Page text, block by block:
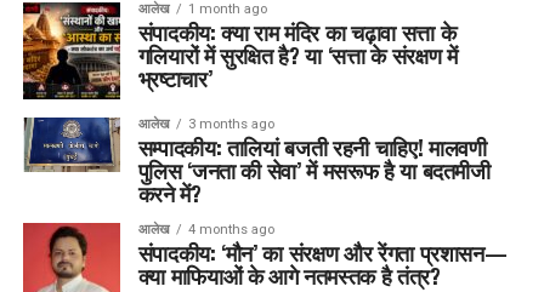
आलेख 1 month ago
संपादकीय: क्या राम मंदिर का चढ़ावा सत्ता के
गलियारों में सुरक्षित है? या ‘सत्ता के संरक्षण में
भ्रष्टाचार’
आलेख 3 months ago
सम्पादकीय: तालियां बजती रहनी चाहिए! मालवणी
पुलिस ‘जनता की सेवा’ में मसरूफ है या बदतमीजी
करने में?
आलेख 4 months ago
संपादकीय: ‘मौन’ का संरक्षण और रेंगता प्रशासन—
क्या माफियाओं के आगे नतमस्तक है तंत्र?